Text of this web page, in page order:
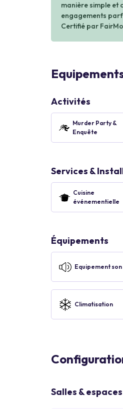
manière simple et
engagements
Certifié par
Activités
Murder Party &
Enquête
Services &
Cuisine
événementielle
Équipements
Equipement son
Climatisation
Salles &